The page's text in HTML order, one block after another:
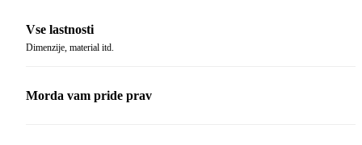
Vse lastnosti
Dimenzije, material itd.
Morda vam pride prav